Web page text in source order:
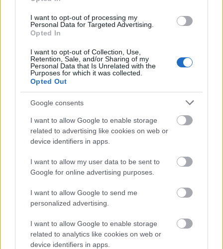
I want to opt-out of processing my
Personal Data for Targeted Advertising.
Opted In
I want to opt-out of Collection, Use,
Retention, Sale, and/or Sharing of my
Personal Data that Is Unrelated with the
Purposes for which it was collected.
Opted Out
Google consents
I want to allow Google to enable storage
related to advertising like cookies on web or
device identifiers in apps.
I want to allow my user data to be sent to
Google for online advertising purposes.
I want to allow Google to send me
personalized advertising.
I want to allow Google to enable storage
related to analytics like cookies on web or
device identifiers in apps.
Címkék:kritika *** comedy guy ritchie hugh grant
adaptation
henry cavill spy movie alicia vikander